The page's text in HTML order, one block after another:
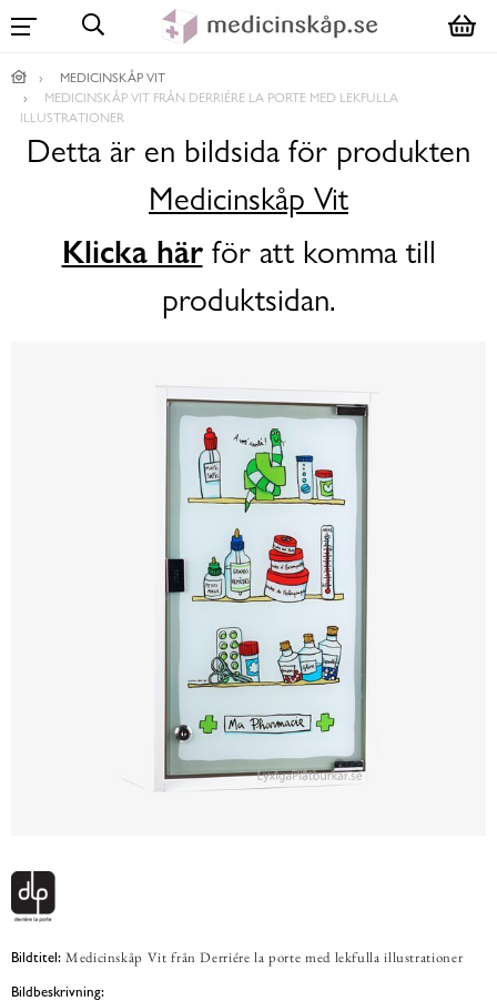
MEDICINSKÅP VIT
MEDICINSKÅP VIT FRÅN DERRIÉRE LA PORTE MED LEKFULLA
ILLUSTRATIONER
Detta är en bildsida för produkten
Medicinskåp Vit
Klicka härför att komma till
produktsidan.
Bildtitel: Medicinskåp Vit från Derriére la porte med lekfulla illustrationer
Bildbeskrivning: